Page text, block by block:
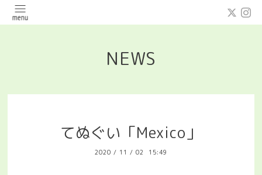
NEWS
てぬぐい「Mexico」
2020 / 11 / 02 15:49